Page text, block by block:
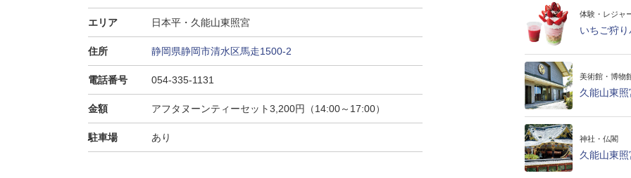
エリア 日本平・久能山東照宮
住所 静岡県静岡市清水区馬走1500-2
電話番号 054-335-1131
金額 アフタヌーンティーセット3,200円（14:00～17:00）
駐車場 あり
体験・レジャ
いちご狩
美術館・博物
久能山東
神社・仏閣
久能山東照